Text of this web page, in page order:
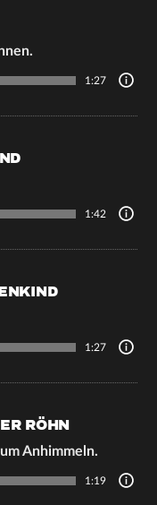
1:27
1:42
1:27
RÖHN
Anhimmeln.
1:19